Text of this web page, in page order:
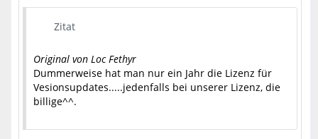
Zitat
Original von Loc Fethyr
Dummerweise hat man nur ein Jahr die Lizenz für
Vesionsupdates.....jedenfalls bei unserer Lizenz, die
billige^^.